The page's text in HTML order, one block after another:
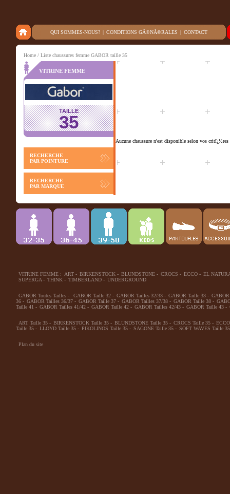
QUI SOMMES-NOUS? | CONDITIONS GÃ©NÃ©RALES | CONTACT
Home / Liste chaussures femme GABOR taille 35
VITRINE FEMME
TAILLE
35
RECHERCHE
PAR POINTURE
RECHERCHE
PAR MARQUE
Aucune chaussure n'est disponible selon vos critï¿½res
VITRINE FEMME : ART - BIRKENSTOCK - BLUNDSTONE - CROCS - ECCO - EL
SUPERGA - THINK - TIMBERLAND - UNDERGROUND
GABOR Toutes Tailles - GABOR Taille 32 - GABOR Tailles 32/33 - GABOR Taille 33 -
36 - GABOR Tailles 36/37 - GABOR Taille 37 - GABOR Tailles 37/38 - GABOR Taille 38 -
Taille 41 - GABOR Tailles 41/42 - GABOR Taille 42 - GABOR Tailles 42/43 - GABOR Taille 43 -
ART Taille 35 - BIRKENSTOCK Taille 35 - BLUNDSTONE Taille 35 - CROCS Taille 35 -
Taille 35 - LLOYD Taille 35 - PIKOLINOS Taille 35 - SAGONE Taille 35 - SOFT WAVES Taille 35
Plan du site